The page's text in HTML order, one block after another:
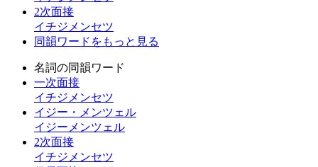
2次面接
イチジメンセツ
同韻ワードをもっと見る
名詞の同韻ワード
一次面接
イチジメンセツ
イジー・メンツェル
イジーメンツェル
2次面接
イチジメンセツ